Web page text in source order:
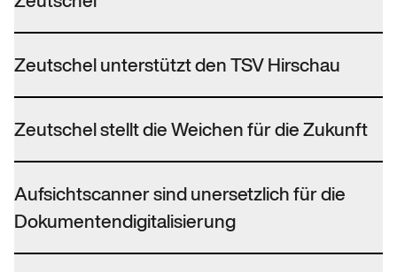
Zeutschel unterstützt den TSV Hirschau
Zeutschel stellt die Weichen für die Zukunft
Aufsichtscanner sind unersetzlich für die
Dokumentendigitalisierung